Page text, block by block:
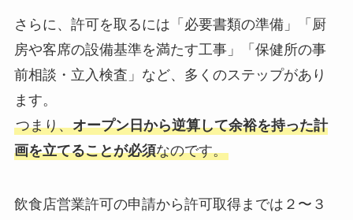
さらに、許可を取るには「必要書類の準備」「厨
房や客席の設備基準を満たす工事」「保健所の事
前相談・立入検査」など、多くのステップがあり
ます。
つまり、オープン日から逆算して余裕を持った計
画を立てることが必須なのです。
飲食店営業許可の申請から許可取得までは２〜３